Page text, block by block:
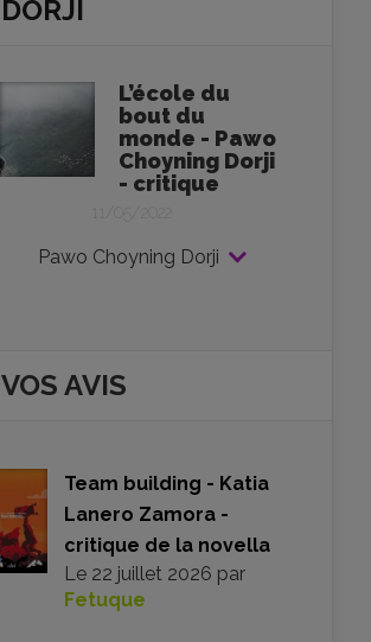
DORJI
L’école du
bout du
monde - Pawo
Choyning Dorji
- critique
Pawo Choyning Dorji
VOS AVIS
Team building - Katia
Lanero Zamora -
critique de la novella
Le 22 juillet 2026 par
Fetuque